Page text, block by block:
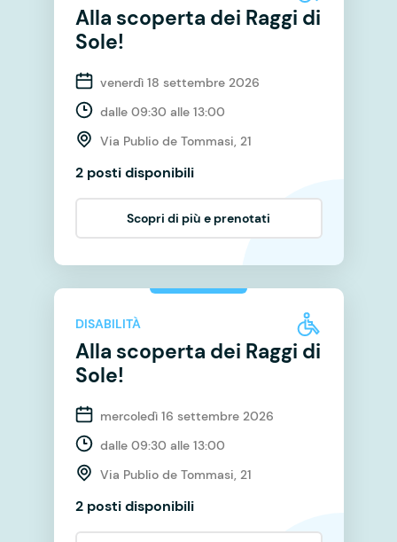
Alla scoperta dei Raggi di
Sole!
venerdì 18 settembre 2026
dalle 09:30 alle 13:00
Via Publio de Tommasi, 21
2 posti disponibili
Scopri di più e prenotati
DISABILITÀ
Alla scoperta dei Raggi di
Sole!
mercoledì 16 settembre 2026
dalle 09:30 alle 13:00
Via Publio de Tommasi, 21
2 posti disponibili